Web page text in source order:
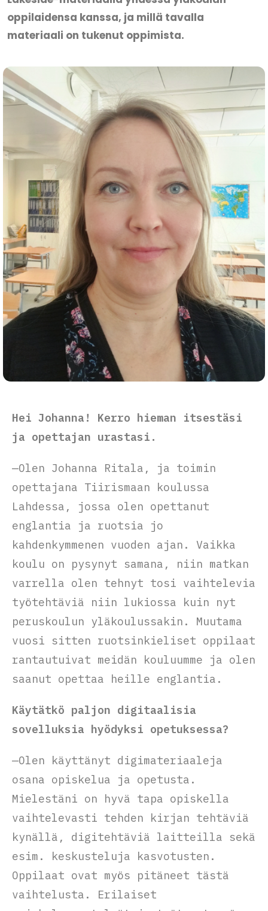
oppilaidensa kanssa, ja millä tavalla
materiaali on tukenut oppimista.
Hei Johanna! Kerro hieman itsestäsi
ja opettajan urastasi.
—Olen Johanna Ritala, ja toimin
opettajana Tiirismaan koulussa
Lahdessa, jossa olen opettanut
englantia ja ruotsia jo
kahdenkymmenen vuoden ajan. Vaikka
koulu on pysynyt samana, niin matkan
varrella olen tehnyt tosi vaihtelevia
työtehtäviä niin lukiossa kuin nyt
peruskoulun yläkoulussakin. Muutama
vuosi sitten ruotsinkieliset oppilaat
rantautuivat meidän kouluumme ja olen
saanut opettaa heille englantia.
Käytätkö paljon digitaalisia
sovelluksia hyödyksi opetuksessa?
—Olen käyttänyt digimateriaaleja
osana opiskelua ja opetusta.
Mielestäni on hyvä tapa opiskella
vaihtelevasti tehden kirjan tehtäviä
kynällä, digitehtäviä laitteilla sekä
esim. keskusteluja kasvotusten.
Oppilaat ovat myös pitäneet tästä
vaihtelusta. Erilaiset